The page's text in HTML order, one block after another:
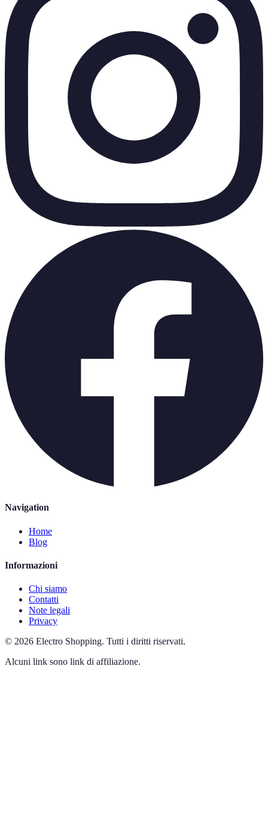
Navigation
Home
Blog
Informazioni
Chi siamo
Contatti
Note legali
Privacy
© 2026 Electro Shopping. Tutti i diritti riservati.
Alcuni link sono link di affiliazione.